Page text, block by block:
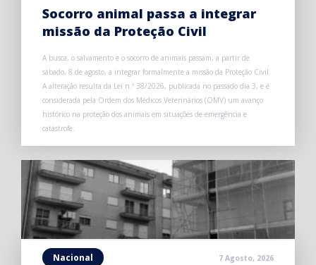
Socorro animal passa a integrar
missão da Proteção Civil
A busca, o salvamento e o socorro de animais passam, a partir de
sábado, 8 de agosto, a integrar formalmente a missão da Proteção Civil.
A alteração resulta da Lei n.º 38/2026, publicada no passado dia 3, e é
considerada pela Ordem dos Médicos Veterinários (OMV) um avanço
histórico na proteção dos animais em situações de emergência e
catástrofe.
Nacional 7 Agosto, 2026